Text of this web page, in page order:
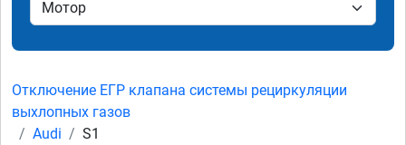
Отключение ЕГР клапана системы рециркуляции
выхлопных газов
Audi
S1